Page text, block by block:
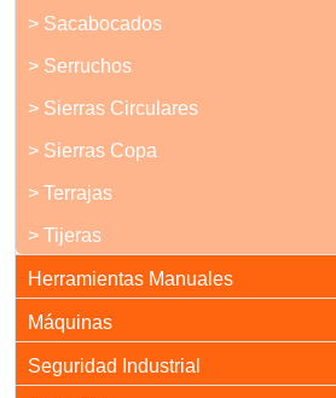
> Sacabocados
> Serruchos
> Sierras Circulares
> Sierras Copa
> Terrajas
> Tijeras
Herramientas Manuales
Máquinas
Seguridad Industrial